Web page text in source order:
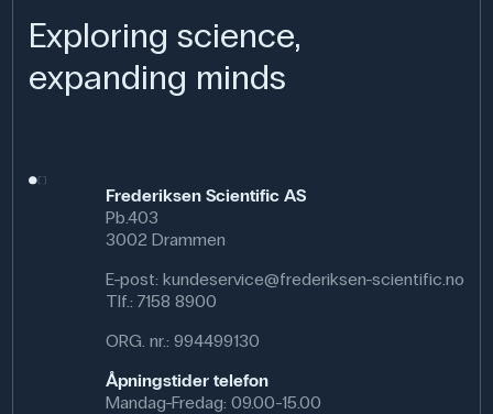
Exploring science,
expanding minds
Frederiksen Scientific AS
Pb.403
3002 Drammen
E-post: kundeservice@frederiksen-scientific.no
Tlf.: 7158 8900
ORG. nr.: 994499130
Åpningstider telefon
Mandag-Fredag: 09.00-15.00